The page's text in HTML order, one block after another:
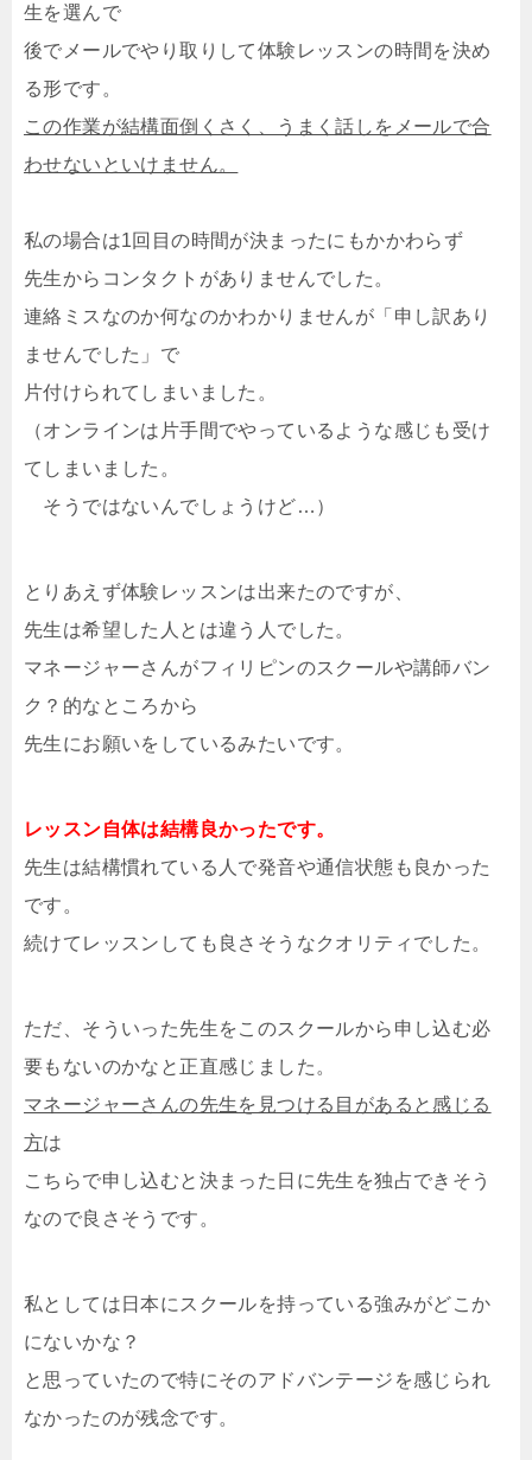
生を選んで
後でメールでやり取りして体験レッスンの時間を決め
る形です。
この作業が結構面倒くさく、うまく話しをメールで合
わせないといけません。
私の場合は1回目の時間が決まったにもかかわらず
先生からコンタクトがありませんでした。
連絡ミスなのか何なのかわかりませんが「申し訳あり
ませんでした」で
片付けられてしまいました。
（オンラインは片手間でやっているような感じも受け
てしまいました。
そうではないんでしょうけど…）
とりあえず体験レッスンは出来たのですが、
先生は希望した人とは違う人でした。
マネージャーさんがフィリピンのスクールや講師バン
ク？的なところから
先生にお願いをしているみたいです。
レッスン自体は結構良かったです。
先生は結構慣れている人で発音や通信状態も良かった
です。
続けてレッスンしても良さそうなクオリティでした。
ただ、そういった先生をこのスクールから申し込む必
要もないのかなと正直感じました。
マネージャーさんの先生を見つける目があると感じる
方は
こちらで申し込むと決まった日に先生を独占できそう
なので良さそうです。
私としては日本にスクールを持っている強みがどこか
にないかな？
と思っていたので特にそのアドバンテージを感じられ
なかったのが残念です。